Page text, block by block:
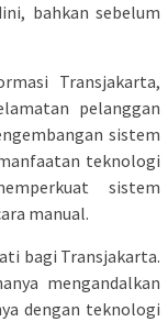
bahkan sebelum
Transjakarta,
pelanggan
sistem
teknologi
sistem
manual.
bagi Transjakarta.
mengandalkan
dengan teknologi